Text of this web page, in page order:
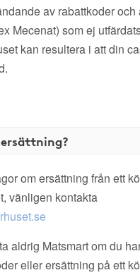
av rabattkoder och
Mecenat) som ej
kan resultera i att din
om ersättning från ett
vänligen kontakta
aldrig Matsmart om du
eller ersättning på ett